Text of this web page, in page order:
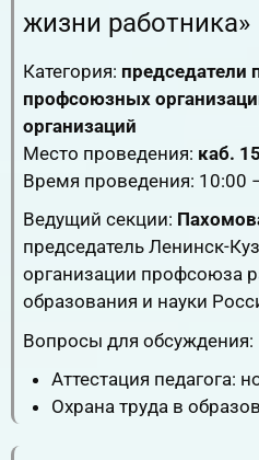
жизни работника»
Категория: председатели
профсоюзных
организаций
Место проведения: каб. 15
Время проведения: 10:00
Ведущий секции:
председатель Ленинск-
организации профсоюза
образования и науки
Вопросы для обсуждения:
Аттестация педагога:
Охрана труда в